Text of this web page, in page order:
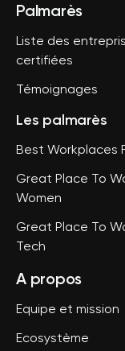
Palmarès
Liste des
certifiées
Témoignages
Les palmarès
Best Workplaces
Great Place To
Women
Great Place To
Tech
A propos
Equipe et mission
Ecosystème